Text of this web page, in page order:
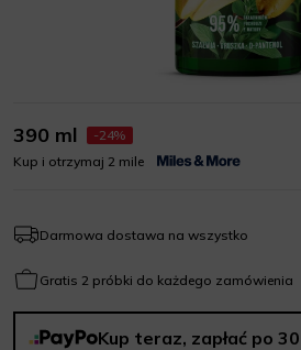
390 ml
-24%
Kup i otrzymaj 2 mile
Darmowa dostawa na wszystko
Gratis 2 próbki do każdego zamówienia
Kup teraz, zapłać po